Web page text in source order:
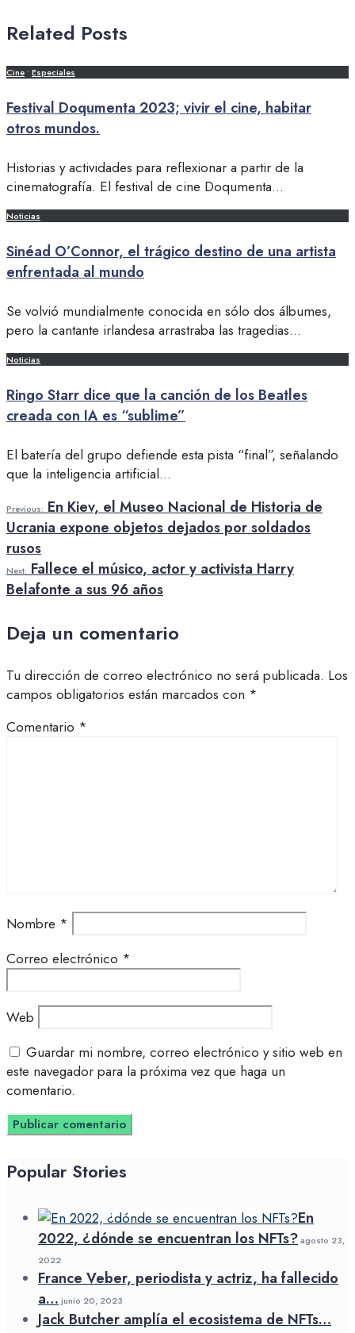
Related Posts
Cine • Especiales
Festival Doqumenta 2023; vivir el cine, habitar
otros mundos.
Historias y actividades para reflexionar a partir de la
cinematografía. El festival de cine Doqumenta...
Noticias
Sinéad O’Connor, el trágico destino de una artista
enfrentada al mundo
Se volvió mundialmente conocida en sólo dos álbumes,
pero la cantante irlandesa arrastraba las tragedias...
Noticias
Ringo Starr dice que la canción de los Beatles
creada con IA es “sublime”
El batería del grupo defiende esta pista “final”, señalando
que la inteligencia artificial...
Previous: En Kiev, el Museo Nacional de Historia de
Ucrania expone objetos dejados por soldados
rusos
Next: Fallece el músico, actor y activista Harry
Belafonte a sus 96 años
Deja un comentario
Tu dirección de correo electrónico no será publicada. Los
campos obligatorios están marcados con *
Comentario *
Nombre *
Correo electrónico *
Web
Guardar mi nombre, correo electrónico y sitio web en
este navegador para la próxima vez que haga un
comentario.
Popular Stories
En
2022, ¿dónde se encuentran los NFTs?agosto 23,
2022
France Veber, periodista y actriz, ha fallecido
a… junio 20, 2023
Jack Butcher amplía el ecosistema de NFTs…